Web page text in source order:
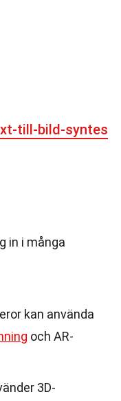
till-bild-syntes
in i många
kan använda
och AR-
3D-